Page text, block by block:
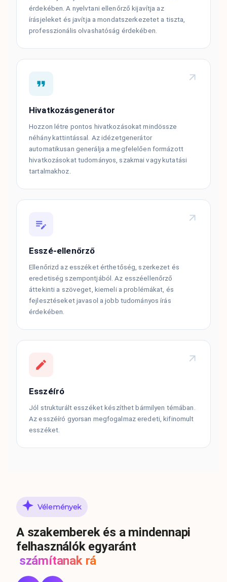
érdekében. A nyelvtani ellenőrző kijavítja az
írásjeleket és javítja a mondatszerkezetet a tiszta,
professzionális olvashatóság érdekében.
Hivatkozásgenerátor
Hozzon létre pontos hivatkozásokat mindössze
néhány kattintással. Az idézetgenerátor
automatikusan generálja a megfelelően formázott
hivatkozásokat tudományos, szakmai vagy kutatási
tartalmakhoz.
Esszé-ellenőrző
Ellenőrizd az esszéket érthetőség, szerkezet és
eredetiség szempontjából. Az esszéellenőrző
áttekinti a szöveget, kiemeli a problémákat, és
fejlesztéseket javasol a jobb tudományos írás
érdekében.
Esszéíró
Jól strukturált esszéket készíthet bármilyen témában.
Az esszéíró gyorsan megfogalmaz eredeti, kifinomult
esszéket.
Vélemények
A szakemberek és a mindennapi
felhasználók egyaránt
számítanak rá